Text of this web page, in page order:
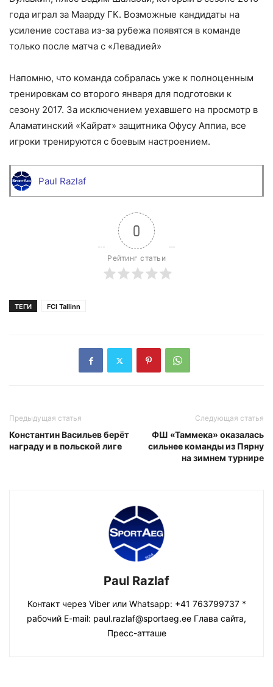
года играл за Маарду ГК. Возможные кандидаты на
усиление состава из-за рубежа появятся в команде
только после матча с «Левадией»
Напомню, что команда собралась уже к полноценным
тренировкам со второго января для подготовки к
сезону 2017. За исключением уехавшего на просмотр в
Аламатинский «Кайрат» защитника Офусу Аппиа, все
игроки тренируются с боевым настроением.
Paul Razlaf
0
Рейтинг статьи
ТЕГИ FCI Tallinn
Предыдущая статья
Константин Васильев берёт
награду и в польской лиге
Следующая статья
ФШ «Таммека» оказалась
сильнее команды из Пярну
на зимнем турнире
Paul Razlaf
Контакт через Viber или Whatsapp: +41 763799737 *
рабочий E-mail: paul.razlaf@sportaeg.ee Глава сайта,
Пресс-атташе